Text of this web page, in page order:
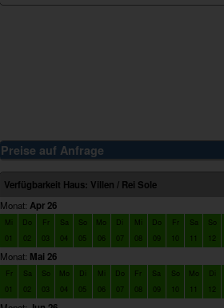
Preise auf Anfrage
Verfügbarkeit Haus: Villen / Rei Sole
Monat: Apr 26
Mi
01
Do
02
Fr
03
Sa
04
So
05
Mo
06
Di
07
Mi
08
Do
09
Fr
10
Sa
11
So
12
Monat: Mai 26
Fr
01
Sa
02
So
03
Mo
04
Di
05
Mi
06
Do
07
Fr
08
Sa
09
So
10
Mo
11
Di
12